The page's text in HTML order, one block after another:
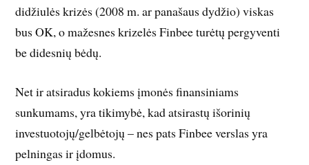
didžiulės krizės (2008 m. ar panašaus dydžio) viskas
bus OK, o mažesnes krizelės Finbee turėtų pergyventi
be didesnių bėdų.
Net ir atsiradus kokiems įmonės finansiniams
sunkumams, yra tikimybė, kad atsirastų išorinių
investuotojų/gelbėtojų – nes pats Finbee verslas yra
pelningas ir įdomus.